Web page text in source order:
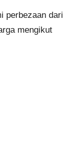
perbezaan dari
mengikut